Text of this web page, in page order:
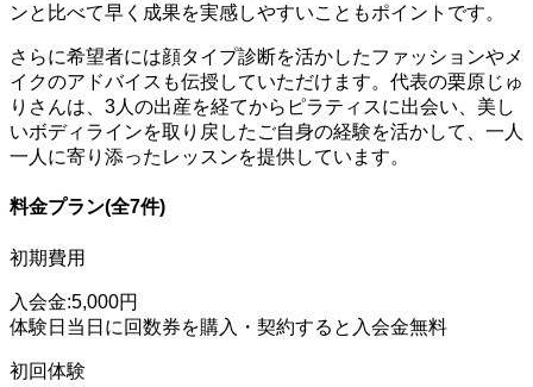
ンと比べて早く成果を実感しやすいこともポイントです。
さらに希望者には顔タイプ診断を活かしたファッションやメ
イクのアドバイスも伝授していただけます。代表の栗原じゅ
りさんは、3人の出産を経てからピラティスに出会い、美し
いボディラインを取り戻したご自身の経験を活かして、一人
一人に寄り添ったレッスンを提供しています。
料金プラン(全7件)
初期費用
入会金:5,000円
体験日当日に回数券を購入・契約すると入会金無料
初回体験